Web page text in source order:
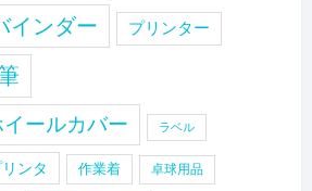
インダー プリンター
ールカバー ラベル
ンタ 作業着 卓球用品